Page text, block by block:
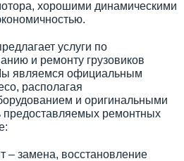
хорошими динамическими
услуги по
и ремонту грузовиков
являемся официальным
располагая
и оригинальными
предоставляемых ремонтных
– замена, восстановление